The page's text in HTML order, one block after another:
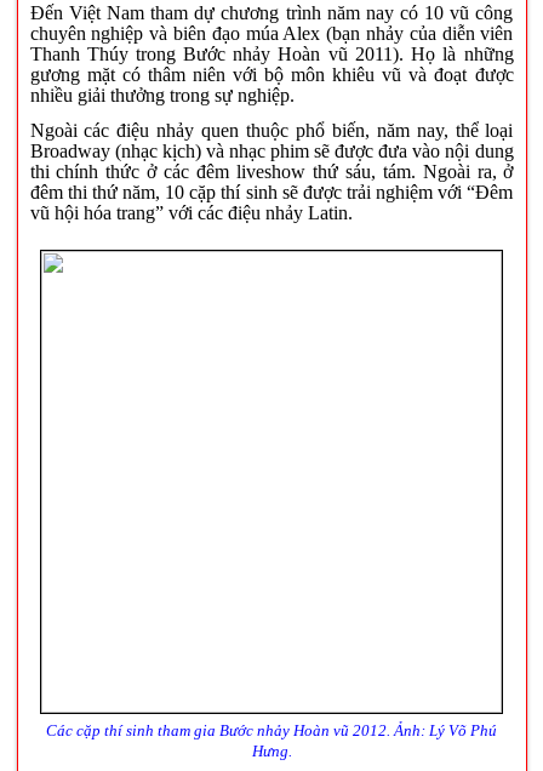
Đến Việt Nam tham dự chương trình năm nay có 10 vũ công
chuyên nghiệp và biên đạo múa Alex (bạn nhảy của diễn viên
Thanh Thúy trong Bước nhảy Hoàn vũ 2011). Họ là những
gương mặt có thâm niên với bộ môn khiêu vũ và đoạt được
nhiều giải thưởng trong sự nghiệp.
Ngoài các điệu nhảy quen thuộc phổ biến, năm nay, thể loại
Broadway (nhạc kịch) và nhạc phim sẽ được đưa vào nội dung
thi chính thức ở các đêm liveshow thứ sáu, tám. Ngoài ra, ở
đêm thi thứ năm, 10 cặp thí sinh sẽ được trải nghiệm với “Đêm
vũ hội hóa trang” với các điệu nhảy Latin.
Các cặp thí sinh tham gia Bước nhảy Hoàn vũ 2012. Ảnh: Lý Võ Phú
Hưng